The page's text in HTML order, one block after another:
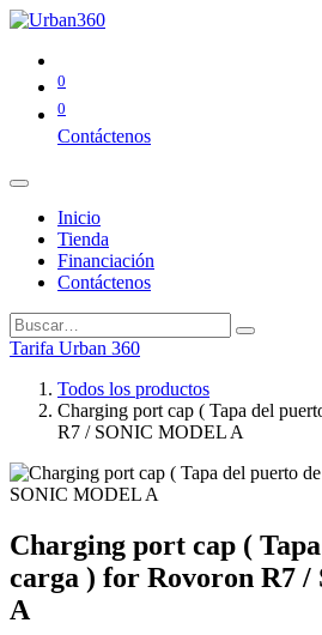
0
0
Contáctenos
Inicio
Tienda
Financiación
Contáctenos
Tarifa Urban 360
Todos los productos
Charging port cap ( Tapa del
R7 / SONIC MODEL A
Charging port cap (
carga ) for Rovoron R7
A